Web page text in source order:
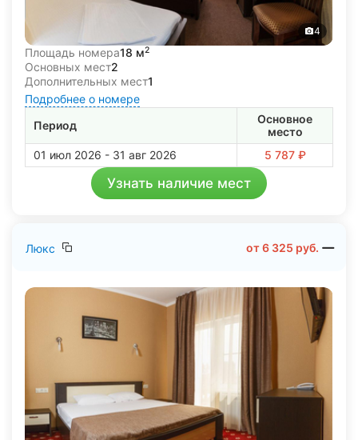
4
Площадь номера18 м2
Основных мест2
Дополнительных мест1
Подробнее о номере
Период
Основное
место
01 июл 2026 - 31 авг 2026
5 787 ₽
Узнать наличие мест
Люкс от6 325 руб.